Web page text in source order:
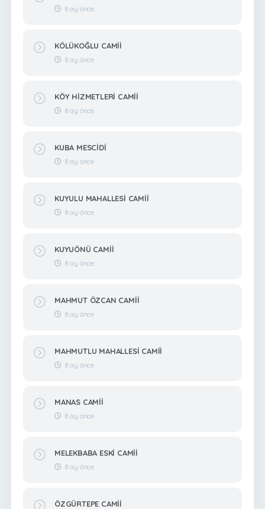
8 ay önce
KÖLÜKOĞLU CAMİİ
8 ay önce
KÖY HİZMETLERİ CAMİİ
8 ay önce
KUBA MESCİDİ
8 ay önce
KUYULU MAHALLESİ CAMİİ
8 ay önce
KUYUÖNÜ CAMİİ
8 ay önce
MAHMUT ÖZCAN CAMİİ
8 ay önce
MAHMUTLU MAHALLESİ CAMİİ
8 ay önce
MANAS CAMİİ
8 ay önce
MELEKBABA ESKİ CAMİİ
8 ay önce
ÖZGÜRTEPE CAMİİ